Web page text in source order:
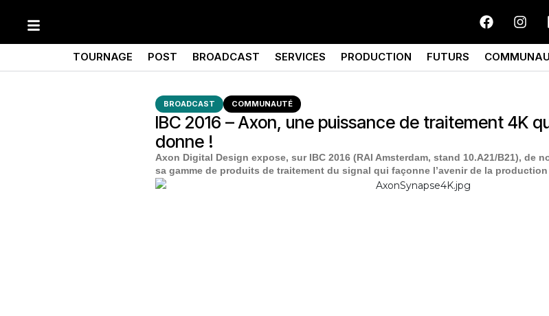
TOURNAGE POST BROADCAST SERVICES PRODUCTION FUTURS
BROADCAST COMMUNAUTÉ
IBC 2016 – Axon, une puissance de traitement 4K
donne !
Axon Digital Design expose, sur IBC 2016 (RAI Amsterdam, stand 10.A21/B21), de
sa gamme de produits de traitement du signal qui façonne l’avenir de la production